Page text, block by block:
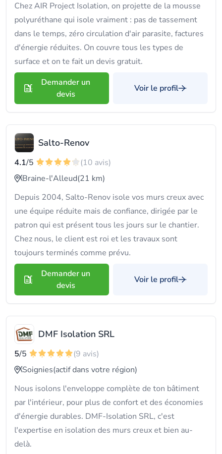
Chez AIR Project Isolation, on projette de la mousse
polyuréthane qui isole vraiment : pas de tassement
dans le temps, zéro circulation d'air parasite, factures
d'énergie réduites. On couvre tous les types de
surface et on te fait un devis gratuit.
Demander un
devis
Voir le profil
Salto-Renov
4.1/5
(10 avis)
Braine-l'Alleud(21 km)
Depuis 2004, Salto-Renov isole vos murs creux avec
une équipe réduite mais de confiance, dirigée par le
patron qui est présent tous les jours sur le chantier.
Chez nous, le client est roi et les travaux sont
toujours terminés comme prévu.
Demander un
devis
Voir le profil
DMF Isolation SRL
5/5
(9 avis)
Soignies(actif dans votre région)
Nous isolons l'enveloppe complète de ton bâtiment
par l'intérieur, pour plus de confort et des économies
d'énergie durables. DMF-Isolation SRL, c'est
l'expertise en isolation des murs creux et bien au-
delà.